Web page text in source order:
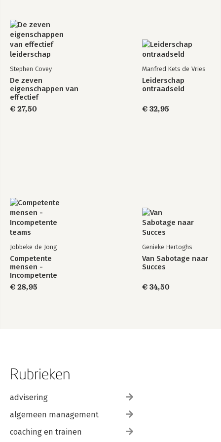
Stephen Covey
De zeven
eigenschappen van
effectief
leiderschap
€ 27,50
Manfred Kets de Vries
Leiderschap
ontraadseld
€ 32,95
Jobbeke de Jong
Competente
mensen -
Incompetente
teams
€ 28,95
Genieke Hertoghs
Van Sabotage naar
Succes
€ 34,50
Rubrieken
advisering
algemeen management
coaching en trainen